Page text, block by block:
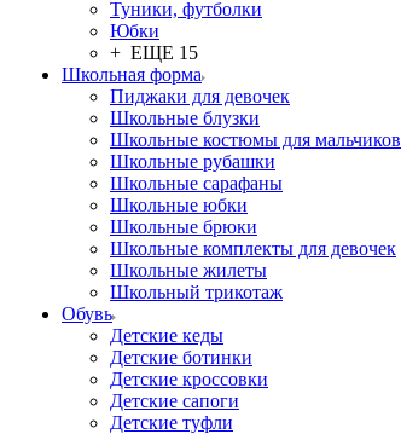
Туники, футболки
Юбки
+ ЕЩЕ 15
Школьная форма
Пиджаки для девочек
Школьные блузки
Школьные костюмы для мальчиков
Школьные рубашки
Школьные сарафаны
Школьные юбки
Школьные брюки
Школьные комплекты для девочек
Школьные жилеты
Школьный трикотаж
Обувь
Детские кеды
Детские ботинки
Детские кроссовки
Детские сапоги
Детские туфли